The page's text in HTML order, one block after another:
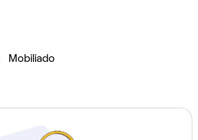
Mobiliado